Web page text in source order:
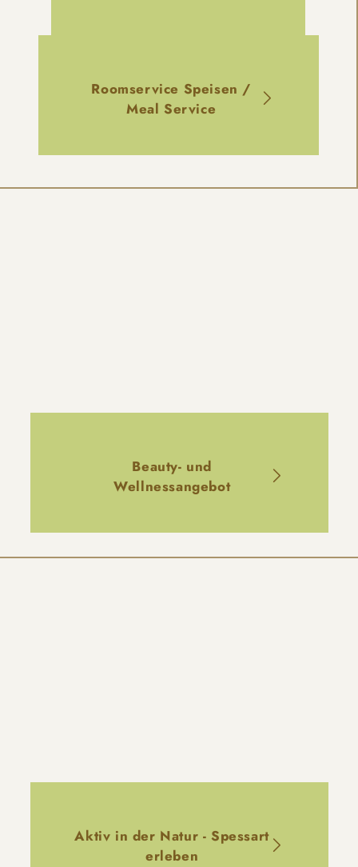
Roomservice Speisen /
Meal Service
Beauty- und
Wellnessangebot
Aktiv in der Natur - Spessart
erleben